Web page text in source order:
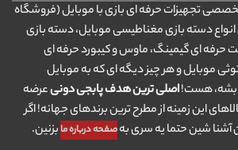
تجهیزات حرفه ای بازی با موبایل (فروشگاه
دسته بازی مغناطیسی موبایل، دسته بازی
ای گیمینگ، ماوس و کیبورد حرفه ای
موبایل و هر چیز دیگه ای که به موبایل
بشه، هست!اصلی ترین هدف پابجی دونیعرضه
این زمینه از مطرح ترین برندهای جهانه! اگر
آشنا شین حتما یه سری بهصفحه درباره ما بزنین.